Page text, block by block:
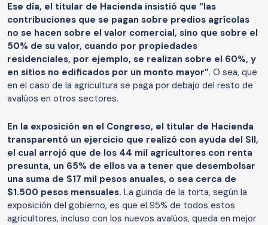
Ese día, el titular de Hacienda insistió que “las
contribuciones que se pagan sobre predios agrícolas
no se hacen sobre el valor comercial, sino que sobre el
50% de su valor, cuando por propiedades
residenciales, por ejemplo, se realizan sobre el 60%, y
en sitios no edificados por un monto mayor”. O sea, que
en el caso de la agricultura se paga por debajo del resto de
avalúos en otros sectores.
En la exposición en el Congreso, el titular de Hacienda
transparentó un ejercicio que realizó con ayuda del SII,
el cual arrojó que de los 44 mil agricultores con renta
presunta, un 65% de ellos va a tener que desembolsar
una suma de $17 mil pesos anuales, o sea cerca de
$1.500 pesos mensuales. La guinda de la torta, según la
exposición del gobierno, es que el 95% de todos estos
agricultores, incluso con los nuevos avalúos, queda en mejor